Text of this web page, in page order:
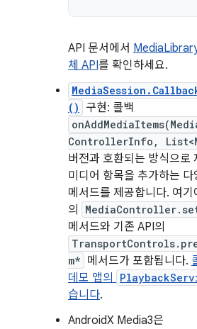
API 문서에서
체 API를 확인하세요.
()
구현: 콜백
ControllerInfo,
버전과 호환되는 방식으로
미디어 항목을 추가하는
메서드를 제공합니다. 여
의
메서드와 기존 API의
m* 메서드가 포함됩니다.
데모 앱의
습니다.
AndroidX Media3은